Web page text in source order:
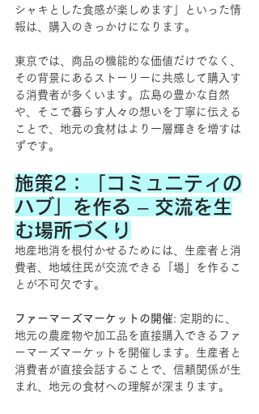
シャキとした食感が楽しめます」といった情
報は、購入のきっかけになります。
東京では、商品の機能的な価値だけでなく、
その背景にあるストーリーに共感して購入す
る消費者が多くいます。広島の豊かな自然
や、そこで暮らす人々の想いを丁寧に伝える
ことで、地元の食材はより一層輝きを増すは
ずです。
施策2：「コミュニティの
ハブ」を作る – 交流を生
む場所づくり
地産地消を根付かせるためには、生産者と消
費者、地域住民が交流できる「場」を作るこ
とが不可欠です。
ファーマーズマーケットの開催: 定期的に、
地元の農産物や加工品を直接購入できるファ
ーマーズマーケットを開催します。生産者と
消費者が直接会話することで、信頼関係が生
まれ、地元の食材への理解が深まります。